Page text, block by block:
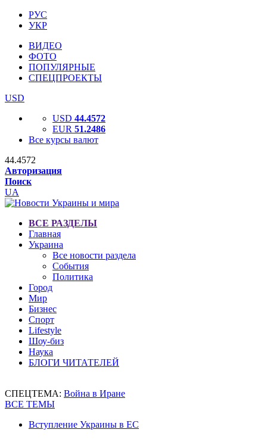
РУС
УКР
ВИДЕО
ФОТО
ПОПУЛЯРНЫЕ
СПЕЦПРОЕКТЫ
USD
USD 44.4572
EUR 51.2486
Все курсы валют
44.4572
Авторизация
Поиск
UA
ВСЕ РАЗДЕЛЫ
Главная
Украина
Все новости раздела
События
Политика
Город
Мир
Бизнес
Спорт
Lifestyle
Шоу-биз
Наука
БЛОГИ ЧИТАТЕЛЕЙ
СПЕЦТЕМА: Война в Иране
ВСЕ ТЕМЫ
Вступление Украины в ЕС